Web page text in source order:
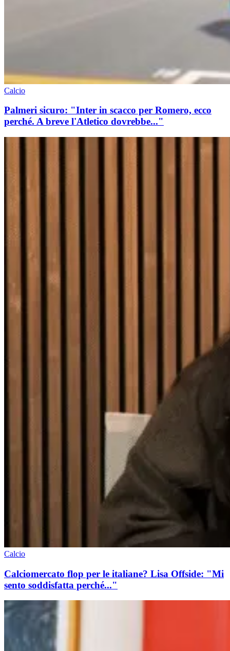
Calcio
Palmeri sicuro: "Inter in scacco per Romero, ecco
perché. A breve l'Atletico dovrebbe..."
Calcio
Calciomercato flop per le italiane? Lisa Offside: "Mi
sento soddisfatta perché..."